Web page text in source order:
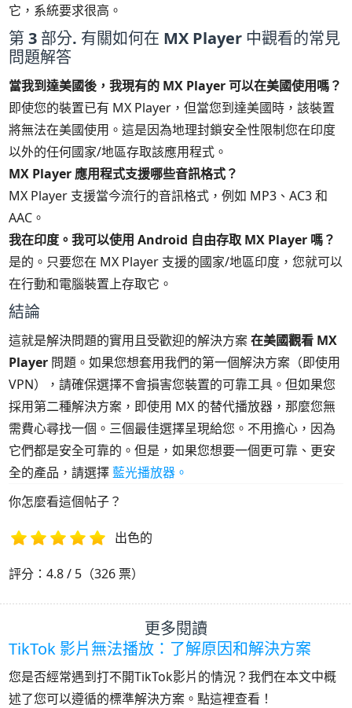
它，系統要求很高。
第 3 部分. 有關如何在 MX Player 中觀看的常見
問題解答
當我到達美國後，我現有的 MX Player 可以在美國使用嗎？
即使您的裝置已有 MX Player，但當您到達美國時，該裝置
將無法在美國使用。這是因為地理封鎖安全性限制您在印度
以外的任何國家/地區存取該應用程式。
MX Player 應用程式支援哪些音訊格式？
MX Player 支援當今流行的音訊格式，例如 MP3、AC3 和
AAC。
我在印度。我可以使用 Android 自由存取 MX Player 嗎？
是的。只要您在 MX Player 支援的國家/地區印度，您就可以
在行動和電腦裝置上存取它。
結論
這就是解決問題的實用且受歡迎的解決方案在美國觀看 MX
Player 問題。如果您想套用我們的第一個解決方案（即使用
VPN），請確保選擇不會損害您裝置的可靠工具。但如果您
採用第二種解決方案，即使用 MX 的替代播放器，那麼您無
需費心尋找一個。三個最佳選擇呈現給您。不用擔心，因為
它們都是安全可靠的。但是，如果您想要一個更可靠、更安
全的產品，請選擇藍光播放器。
你怎麼看這個帖子？
1 2 3 4 5
出色的
評分：4.8 / 5（326 票）
更多閱讀
TikTok 影片無法播放：了解原因和解決方案
您是否經常遇到打不開TikTok影片的情況？我們在本文中概
述了您可以遵循的標準解決方案。點這裡查看！